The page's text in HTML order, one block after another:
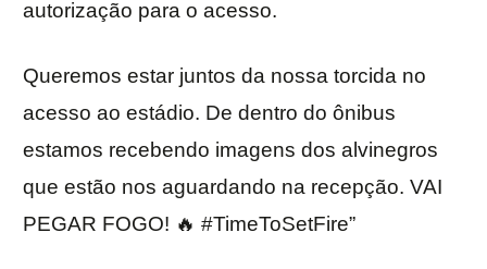
autorização para o acesso.
Queremos estar juntos da nossa torcida no
acesso ao estádio. De dentro do ônibus
estamos recebendo imagens dos alvinegros
que estão nos aguardando na recepção. VAI
PEGAR FOGO! 🔥 #TimeToSetFire”